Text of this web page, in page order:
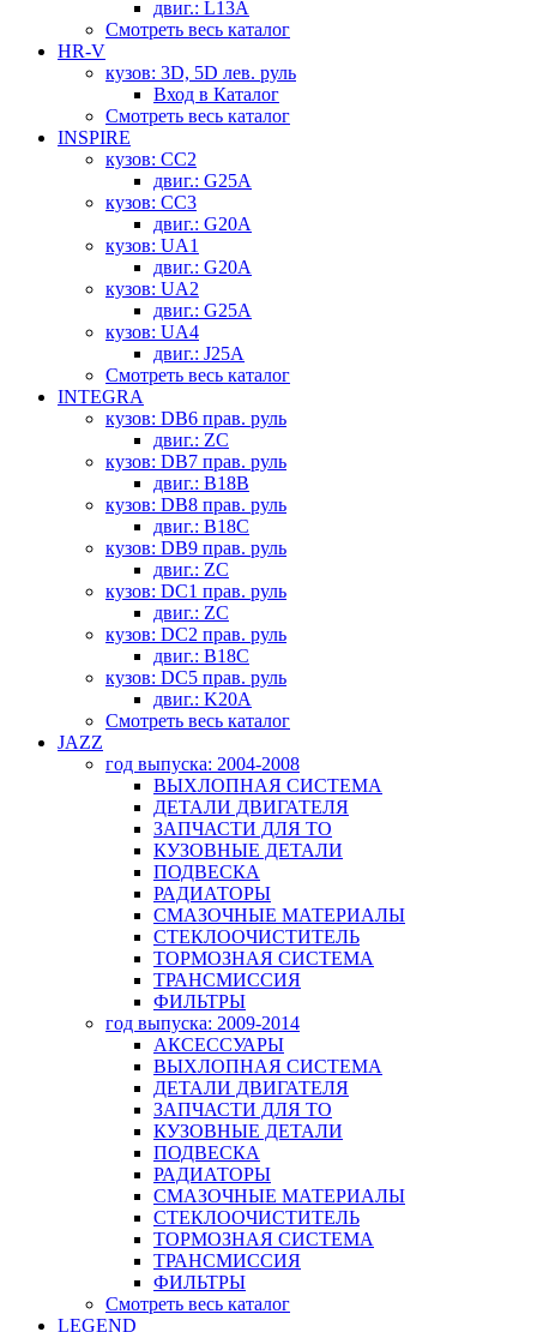
двиг.: L13A
Смотреть весь каталог
HR-V
кузов: 3D, 5D лев. руль
Вход в Каталог
Смотреть весь каталог
INSPIRE
кузов: CC2
двиг.: G25A
кузов: CC3
двиг.: G20A
кузов: UA1
двиг.: G20A
кузов: UA2
двиг.: G25A
кузов: UA4
двиг.: J25A
Смотреть весь каталог
INTEGRA
кузов: DB6 прав. руль
двиг.: ZC
кузов: DB7 прав. руль
двиг.: B18B
кузов: DB8 прав. руль
двиг.: B18C
кузов: DB9 прав. руль
двиг.: ZC
кузов: DC1 прав. руль
двиг.: ZC
кузов: DC2 прав. руль
двиг.: B18C
кузов: DC5 прав. руль
двиг.: K20A
Смотреть весь каталог
JAZZ
год выпуска: 2004-2008
ВЫХЛОПНАЯ СИСТЕМА
ДЕТАЛИ ДВИГАТЕЛЯ
ЗАПЧАСТИ ДЛЯ ТО
КУЗОВНЫЕ ДЕТАЛИ
ПОДВЕСКА
РАДИАТОРЫ
СМАЗОЧНЫЕ МАТЕРИАЛЫ
СТЕКЛООЧИСТИТЕЛЬ
ТОРМОЗНАЯ СИСТЕМА
ТРАНСМИССИЯ
ФИЛЬТРЫ
год выпуска: 2009-2014
АКСЕССУАРЫ
ВЫХЛОПНАЯ СИСТЕМА
ДЕТАЛИ ДВИГАТЕЛЯ
ЗАПЧАСТИ ДЛЯ ТО
КУЗОВНЫЕ ДЕТАЛИ
ПОДВЕСКА
РАДИАТОРЫ
СМАЗОЧНЫЕ МАТЕРИАЛЫ
СТЕКЛООЧИСТИТЕЛЬ
ТОРМОЗНАЯ СИСТЕМА
ТРАНСМИССИЯ
ФИЛЬТРЫ
Смотреть весь каталог
LEGEND